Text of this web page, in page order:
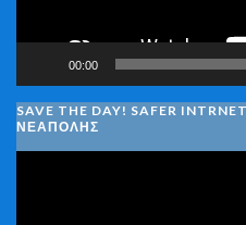
00:00
SAVE THE DAY! SAFER
ΝΕΑΠΟΛΗΣ